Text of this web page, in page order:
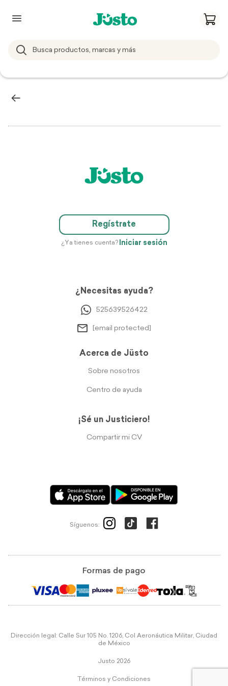
Regístrate
¿Ya tienes cuenta? Iniciar sesión
¿Necesitas ayuda?
525639526422
[email protected]
Acerca de Jüsto
Sobre nosotros
Centro de ayuda
¡Sé un Justiciero!
Compartir mi CV
Síguenos:
Formas de pago
Dirección legal: Calle Sur 105 No. 1206, Col Aeronáutica Militar, Ciudad
de México
Justo 2026
Términos y Condiciones